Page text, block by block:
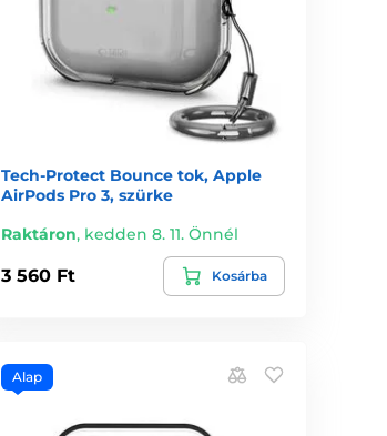
Tech-Protect Bounce tok, Apple
AirPods Pro 3, szürke
Raktáron, kedden 8. 11. Önnél
3 560 Ft Kosárba
Alap